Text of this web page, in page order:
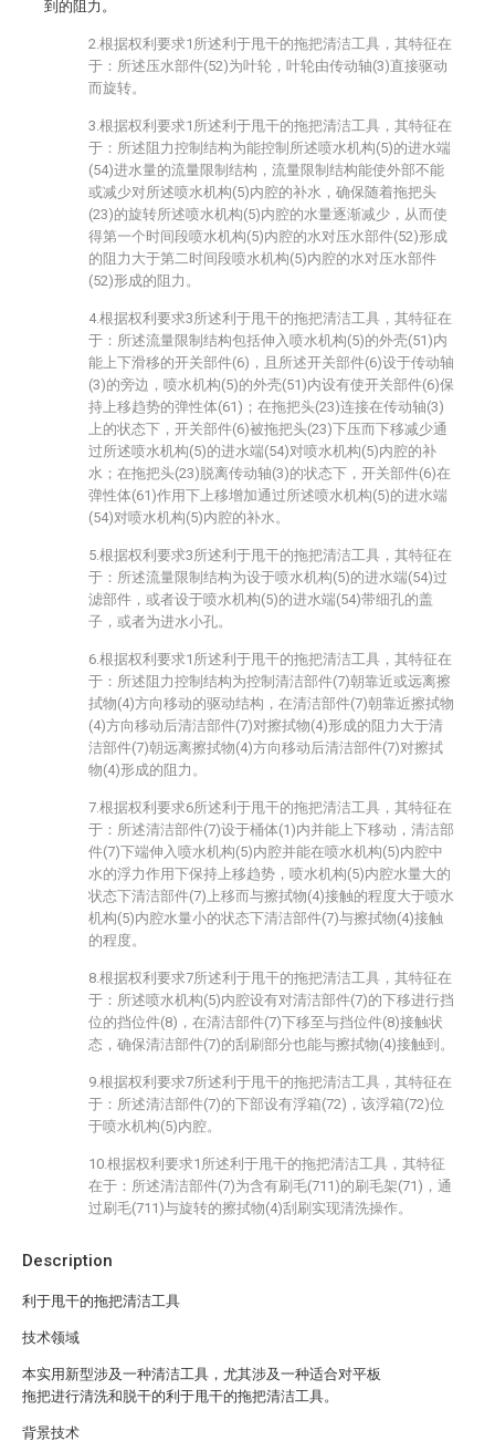
Description
利于甩干的拖把清洁工具
技术领域
本实用新型涉及一种清洁工具，尤其涉及一种适合对平板
拖把进行清洗和脱干的利于甩干的拖把清洁工具。
背景技术
到的阻力。
2.根据权利要求1所述利于甩干的拖把清洁工具，其特征在
于：所述压水部件(52)为叶轮，叶轮由传动轴(3)直接驱动
而旋转。
3.根据权利要求1所述利于甩干的拖把清洁工具，其特征在
于：所述阻力控制结构为能控制所述喷水机构(5)的进水端
(54)进水量的流量限制结构，流量限制结构能使外部不能
或减少对所述喷水机构(5)内腔的补水，确保随着拖把头
(23)的旋转所述喷水机构(5)内腔的水量逐渐减少，从而使
得第一个时间段喷水机构(5)内腔的水对压水部件(52)形成
的阻力大于第二时间段喷水机构(5)内腔的水对压水部件
(52)形成的阻力。
4.根据权利要求3所述利于甩干的拖把清洁工具，其特征在
于：所述流量限制结构包括伸入喷水机构(5)的外壳(51)内
能上下滑移的开关部件(6)，且所述开关部件(6)设于传动轴
(3)的旁边，喷水机构(5)的外壳(51)内设有使开关部件(6)保
持上移趋势的弹性体(61)；在拖把头(23)连接在传动轴(3)
上的状态下，开关部件(6)被拖把头(23)下压而下移减少通
过所述喷水机构(5)的进水端(54)对喷水机构(5)内腔的补
水；在拖把头(23)脱离传动轴(3)的状态下，开关部件(6)在
弹性体(61)作用下上移增加通过所述喷水机构(5)的进水端
(54)对喷水机构(5)内腔的补水。
5.根据权利要求3所述利于甩干的拖把清洁工具，其特征在
于：所述流量限制结构为设于喷水机构(5)的进水端(54)过
滤部件，或者设于喷水机构(5)的进水端(54)带细孔的盖
子，或者为进水小孔。
6.根据权利要求1所述利于甩干的拖把清洁工具，其特征在
于：所述阻力控制结构为控制清洁部件(7)朝靠近或远离擦
拭物(4)方向移动的驱动结构，在清洁部件(7)朝靠近擦拭物
(4)方向移动后清洁部件(7)对擦拭物(4)形成的阻力大于清
洁部件(7)朝远离擦拭物(4)方向移动后清洁部件(7)对擦拭
物(4)形成的阻力。
7.根据权利要求6所述利于甩干的拖把清洁工具，其特征在
于：所述清洁部件(7)设于桶体(1)内并能上下移动，清洁部
件(7)下端伸入喷水机构(5)内腔并能在喷水机构(5)内腔中
水的浮力作用下保持上移趋势，喷水机构(5)内腔水量大的
状态下清洁部件(7)上移而与擦拭物(4)接触的程度大于喷水
机构(5)内腔水量小的状态下清洁部件(7)与擦拭物(4)接触
的程度。
8.根据权利要求7所述利于甩干的拖把清洁工具，其特征在
于：所述喷水机构(5)内腔设有对清洁部件(7)的下移进行挡
位的挡位件(8)，在清洁部件(7)下移至与挡位件(8)接触状
态，确保清洁部件(7)的刮刷部分也能与擦拭物(4)接触到。
9.根据权利要求7所述利于甩干的拖把清洁工具，其特征在
于：所述清洁部件(7)的下部设有浮箱(72)，该浮箱(72)位
于喷水机构(5)内腔。
10.根据权利要求1所述利于甩干的拖把清洁工具，其特征
在于：所述清洁部件(7)为含有刷毛(711)的刷毛架(71)，通
过刷毛(711)与旋转的擦拭物(4)刮刷实现清洗操作。